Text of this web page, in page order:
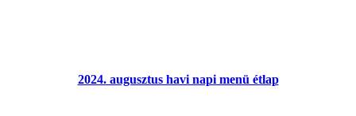
2024. augusztus havi napi menü étlap